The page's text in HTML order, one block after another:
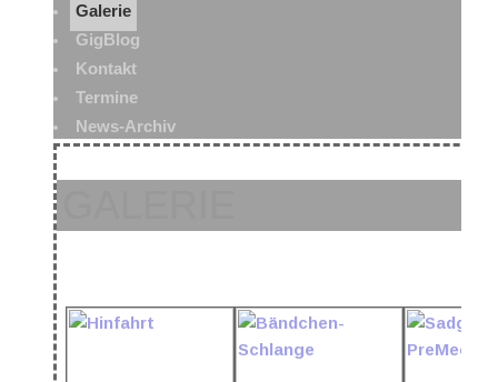
Galerie
GigBlog
Kontakt
Termine
News-Archiv